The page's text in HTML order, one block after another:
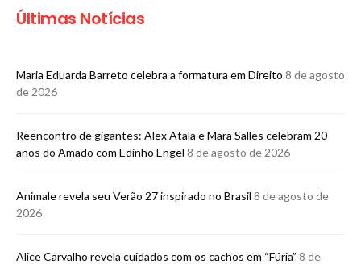
Últimas Notícias
Maria Eduarda Barreto celebra a formatura em Direito 8 de agosto
de 2026
Reencontro de gigantes: Alex Atala e Mara Salles celebram 20
anos do Amado com Edinho Engel 8 de agosto de 2026
Animale revela seu Verão 27 inspirado no Brasil 8 de agosto de
2026
Alice Carvalho revela cuidados com os cachos em “Fúria” 8 de